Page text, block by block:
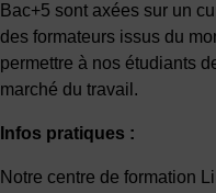
Bac+5 sont axées sur un
des formateurs issus du
permettre à nos étudiants
marché du travail.
Infos pratiques :
Notre centre de formation